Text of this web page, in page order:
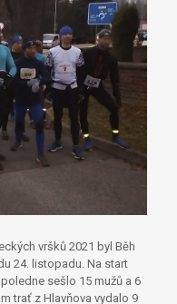
vršků 2021 byl Běh
24. listopadu. Na start
sešlo 15 mužů a 6
trať z Hlavňova vydalo 9